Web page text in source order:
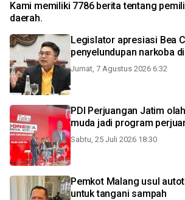
Kami memiliki 7786 berita tentang
daerah.
Legislator apresiasi Bea
penyelundupan narkoba
Jumat, 7 Agustus 2026 6:32
PDI Perjuangan Jatim
muda jadi program
Sabtu, 25 Juli 2026 18:30
Pemkot Malang usul
untuk tangani sampah